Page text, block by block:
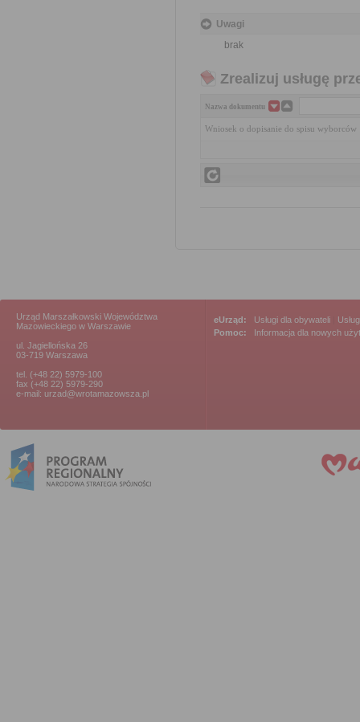
Uwagi
brak
Zrealizuj usługę
Nazwa dokumentu
Wniosek o dopisanie do spisu wyborców
Urząd Marszałkowski Województwa
Mazowieckiego w Warszawie
ul. Jagiellońska 26
03-719 Warszawa
tel. (+48 22) 5979-100
fax (+48 22) 5979-290
e-mail: urzad@wrotamazowsza.pl
eUrząd: Usługi dla obywateli
Pomoc:
Informacja dla nowych